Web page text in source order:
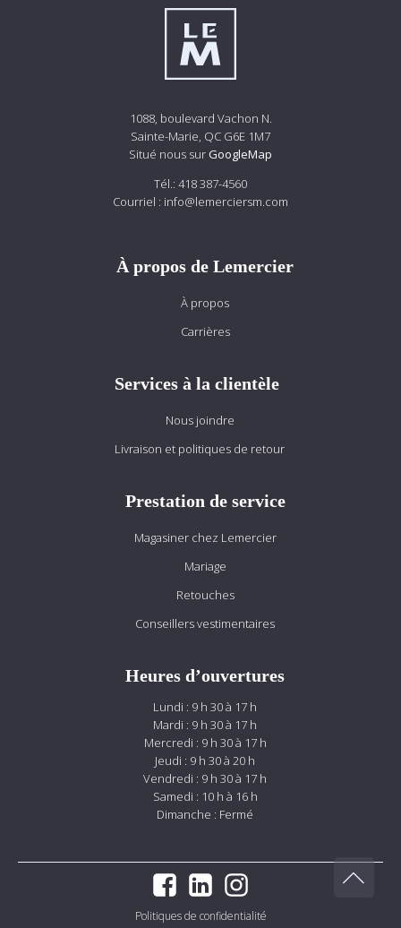
1088, boulevard Vachon N.
Sainte-Marie, QC G6E 1M7
Situé nous sur GoogleMap
Tél.: 418 387-4560
Courriel : info@lemerciersm.com
À propos de Lemercier
À propos
Carrières
Services à la clientèle
Nous joindre
Livraison et politiques de retour
Prestation de service
Magasiner chez Lemercier
Mariage
Retouches
Conseillers vestimentaires
Heures d’ouvertures
Lundi : 9 h 30 à 17 h
Mardi : 9 h 30 à 17 h
Mercredi : 9 h 30 à 17 h
Jeudi : 9 h 30 à 20 h
Vendredi : 9 h 30 à 17 h
Samedi : 10 h à 16 h
Dimanche : Fermé
Politiques de confidentialité